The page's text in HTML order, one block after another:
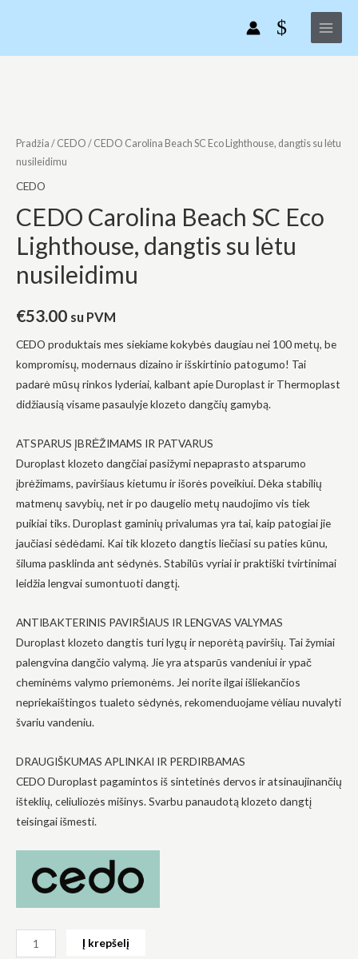
Main
Menu
Pradžia / CEDO / CEDO Carolina Beach SC Eco Lighthouse, dangtis su lėtu
nusileidimu
CEDO
CEDO Carolina Beach SC Eco
Lighthouse, dangtis su lėtu
nusileidimu
€53.00 su PVM
CEDO produktais mes siekiame kokybės daugiau nei 100 metų, be
kompromisų, modernaus dizaino ir išskirtinio patogumo! Tai
padarė mūsų rinkos lyderiai, kalbant apie Duroplast ir Thermoplast
didžiausią visame pasaulyje klozeto dangčių gamybą.
ATSPARUS ĮBRĖŽIMAMS IR PATVARUS
Duroplast klozeto dangčiai pasižymi nepaprasto atsparumo
įbrėžimams, paviršiaus kietumu ir išorės poveikiui. Dėka stabilių
matmenų savybių, net ir po daugelio metų naudojimo vis tiek
puikiai tiks. Duroplast gaminių privalumas yra tai, kaip patogiai jie
jaučiasi sėdėdami. Kai tik klozeto dangtis liečiasi su paties kūnu,
šiluma pasklinda ant sėdynės. Stabilūs vyriai ir praktiški tvirtinimai
leidžia lengvai sumontuoti dangtį.
ANTIBAKTERINIS PAVIRŠIAUS IR LENGVAS VALYMAS
Duroplast klozeto dangtis turi lygų ir neporėtą paviršių. Tai žymiai
palengvina dangčio valymą. Jie yra atsparūs vandeniui ir ypač
cheminėms valymo priemonėms. Jei norite ilgai išliekančios
nepriekaištingos tualeto sėdynės, rekomenduojame vėliau nuvalyti
švariu vandeniu.
DRAUGIŠKUMAS APLINKAI IR PERDIRBAMAS
CEDO Duroplast pagamintos iš sintetinės dervos ir atsinaujinančių
išteklių, celiuliozės mišinys. Svarbu panaudotą klozeto dangtį
teisingai išmesti.
Carolina
Beach
SC
Lighthouse,
dangtis
lėtu
Į krepšelį
Būtinas
slapukai
yra
privalomi.
Jie
reikalingi,
svetainė
veiktų.
Siekdami
pagerinti
funkcionalumą
ir struktūrą,
atsižvelgdami
į tai, kaip
naudojama.
Patirtis
Kad mūsų
veiktų kuo
apsilankymo
metu. Jei
kai kurios
funkcijos iš
su
lėtu
nusileidimu